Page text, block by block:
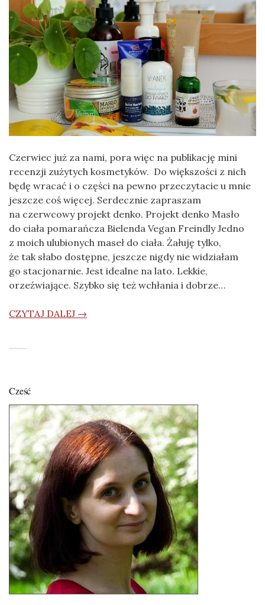
Czerwiec już za nami, pora więc na publikację mini
recenzji zużytych kosmetyków. Do większości z nich
będę wracać i o części na pewno przeczytacie u mnie
jeszcze coś więcej. Serdecznie zapraszam
na czerwcowy projekt denko. Projekt denko Masło
do ciała pomarańcza Bielenda Vegan Freindly Jedno
z moich ulubionych maseł do ciała. Żałuję tylko,
że tak słabo dostępne, jeszcze nigdy nie widziałam
go stacjonarnie. Jest idealne na lato. Lekkie,
orzeźwiające. Szybko się też wchłania i dobrze…
CZYTAJ DALEJ →
Cześć